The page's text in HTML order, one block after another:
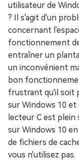
utilisateur de
? Il s'agit d'un
concernant
fonctionnement
entraîner un
un inconvénient
bon
frustrant qu'il soit
sur Windows 10
lecteur C est
sur Windows 10
de fichiers de
vous n'utilisez pas.